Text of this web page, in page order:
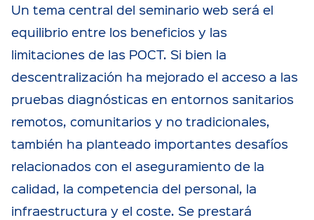
Un tema central del seminario web será el
equilibrio entre los beneficios y las
limitaciones de las POCT. Si bien la
descentralización ha mejorado el acceso a las
pruebas diagnósticas en entornos sanitarios
remotos, comunitarios y no tradicionales,
también ha planteado importantes desafíos
relacionados con el aseguramiento de la
calidad, la competencia del personal, la
infraestructura y el coste. Se prestará